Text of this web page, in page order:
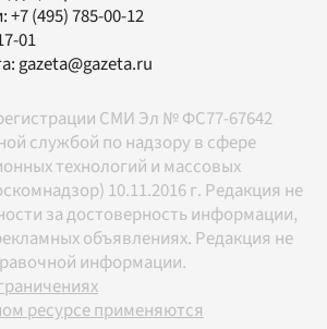
+7 (495) 785-00-12
01
gazeta@gazeta.ru
СМИ Эл № ФС77-67642
службой по надзору в сфере
технологий и массовых
10.11.2016 г. Редакция не
за достоверность информации,
объявлениях. Редакция не
информации.
ресурсе применяются